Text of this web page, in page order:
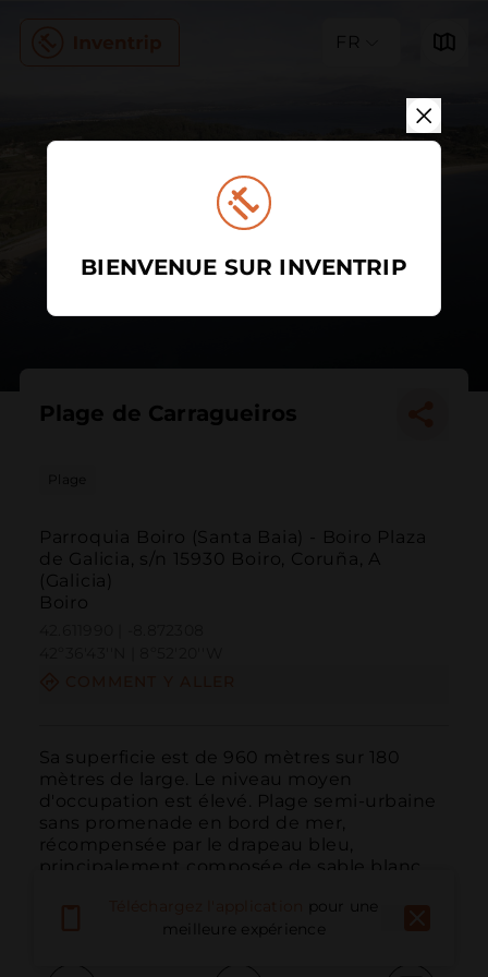
FR
Plage de Carragueiros
Plage
Parroquia Boiro (Santa Baia) - Boiro Plaza
de Galicia, s/n 15930 Boiro, Coruña, A
(Galicia)
Boiro
Sa superficie est de 960 mètres sur 180
mètres de large. Le niveau moyen
d'occupation est élevé. Plage semi-urbaine
sans promenade en bord de mer,
récompensée par le drapeau bleu,
principalement composée de sable blanc.
pour une
meilleure expérience
BIENVENUE SUR INVENTRIP